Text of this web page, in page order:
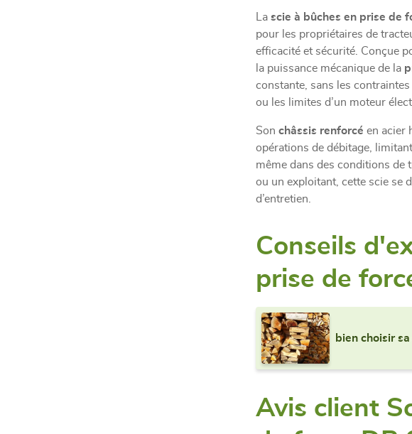
La scie à bûches en prise de
pour les propriétaires de
efficacité et sécurité. Conçue
la puissance mécanique de la
constante, sans les
ou les limites d’un moteur
Son châssis renforcé en acier
opérations de débitage,
même dans des conditions de
ou un exploitant, cette scie se
d’entretien.
Conseils
prise de
bien choisir
Avis client